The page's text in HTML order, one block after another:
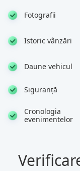
Fotografii
Istoric vânzări
Daune vehicul
Siguranță
Cronologia
evenimentelor